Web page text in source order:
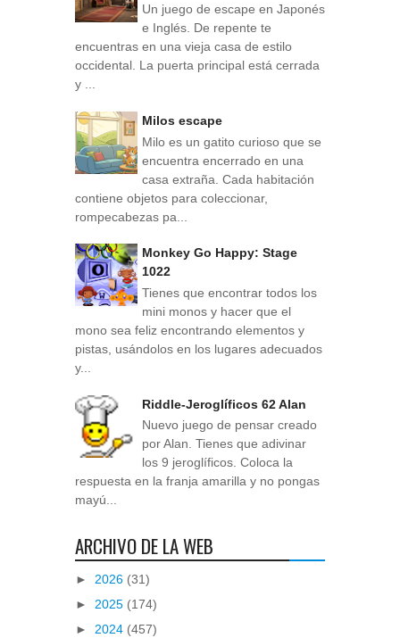
Un juego de escape en Japonés
e Inglés. De repente te
encuentras en una vieja casa de estilo
occidental. La puerta principal está cerrada
y ...
Milos escape
Milo es un gatito curioso que se
encuentra encerrado en una
casa extraña. Cada habitación
contiene objetos para coleccionar,
rompecabezas pa...
Monkey Go Happy: Stage
1022
Tienes que encontrar todos los
mini monos y hacer que el
mono sea feliz encontrando elementos y
pistas, usándolos en los lugares adecuados
y...
Riddle-Jeroglíficos 62 Alan
Nuevo juego de pensar creado
por Alan. Tienes que adivinar
los 9 jeroglíficos. Coloca la
respuesta en la franja amarilla y no pongas
mayú...
ARCHIVO DE LA WEB
► 2026 (31)
► 2025 (174)
► 2024 (457)